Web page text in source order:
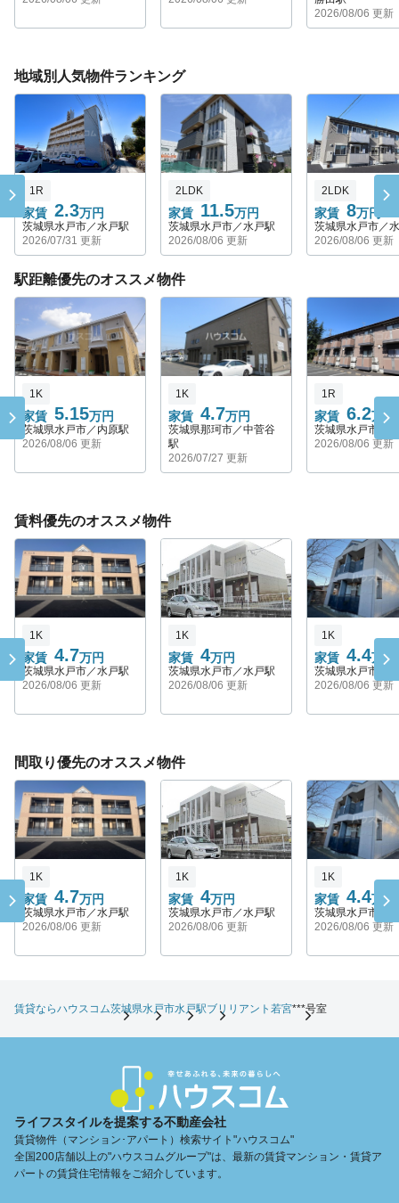
2026/08/06 更新
地域別人気物件ランキング
家賃 2.3万円
1R
茨城県水戸市／水戸駅
2026/07/31 更新
家賃 11.5万円
2LDK
茨城県水戸市／水戸駅
2026/08/06 更新
家賃 8万円
2LDK
茨城県水戸市／
2026/08/06 更新
駅距離優先のオススメ物件
家賃 5.15万円
1K
茨城県水戸市／内原駅
2026/08/06 更新
家賃 4.7万円
1K
茨城県那珂市／中菅谷
駅
2026/07/27 更新
家賃 6.2万円
1R
茨城県水戸市／
2026/08/06 更新
賃料優先のオススメ物件
家賃 4.7万円
1K
茨城県水戸市／水戸駅
2026/08/06 更新
家賃 4万円
1K
茨城県水戸市／水戸駅
2026/08/06 更新
家賃 4.4万円
1K
茨城県水戸市／
2026/08/06 更新
間取り優先のオススメ物件
家賃 4.7万円
1K
茨城県水戸市／水戸駅
2026/08/06 更新
家賃 4万円
1K
茨城県水戸市／水戸駅
2026/08/06 更新
家賃 4.4万円
1K
茨城県水戸市／
2026/08/06 更新
賃貸ならハウスコム茨城県水戸市水戸駅ブリリアント若宮***号室
ライフスタイルを提案する不動産会社
賃貸物件（マンション･アパート）検索サイト"ハウスコム"
全国200店舗以上の"ハウスコムグループ"は、最新の賃貸マンション・賃貸ア
パートの賃貸住宅情報をご紹介しています。